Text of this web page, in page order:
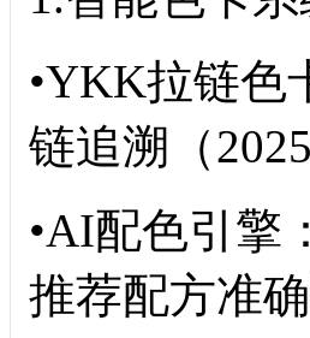
•YKK拉链色
链追溯（
•AI配色引擎
推荐配方准